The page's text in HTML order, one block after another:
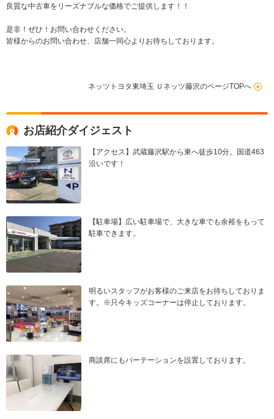
良質な中古車をリーズナブルな価格でご提供します！！
是非！ぜひ！お問い合わせください。
皆様からのお問い合わせ、店舗一同心よりお待ちしております。
ネッツトヨタ東埼玉 Ｕネッツ藤沢のページTOPへ
お店紹介ダイジェスト
【アクセス】武蔵藤沢駅から東へ徒歩10分。国道463
沿いです！
【駐車場】広い駐車場で、大きな車でも余裕をもって
駐車できます。
明るいスタッフがお客様のご来店をお待ちしておりま
す。※只今キッズコーナーは停止しております。
商談席にもパーテーションを設置しております。